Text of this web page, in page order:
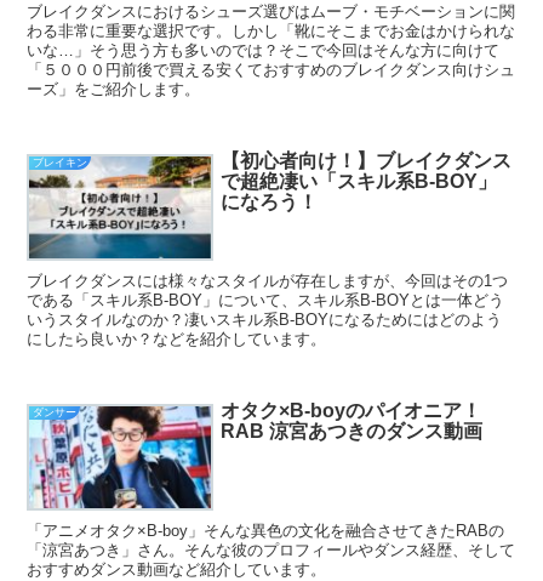
ブレイクダンスにおけるシューズ選びはムーブ・モチベーションに関
わる非常に重要な選択です。しかし「靴にそこまでお金はかけられな
いな…」そう思う方も多いのでは？そこで今回はそんな方に向けて
「５０００円前後で買える安くておすすめのブレイクダンス向けシュ
ーズ」をご紹介します。
ブレイキン
【初心者向け！】ブレイクダンス
で超絶凄い「スキル系B-BOY」
になろう！
ブレイクダンスには様々なスタイルが存在しますが、今回はその1つ
である「スキル系B-BOY」について、スキル系B-BOYとは一体どう
いうスタイルなのか？凄いスキル系B-BOYになるためにはどのよう
にしたら良いか？などを紹介しています。
ダンサー
オタク×B-boyのパイオニア！
RAB 涼宮あつきのダンス動画
「アニメオタク×B-boy」そんな異色の文化を融合させてきたRABの
「涼宮あつき」さん。そんな彼のプロフィールやダンス経歴、そして
おすすめダンス動画など紹介しています。